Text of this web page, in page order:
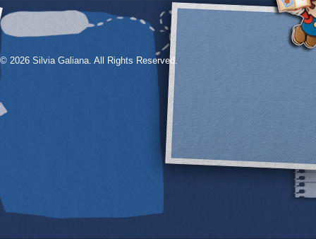
© 2026 Silvia Galiana. All Rights Reserved.